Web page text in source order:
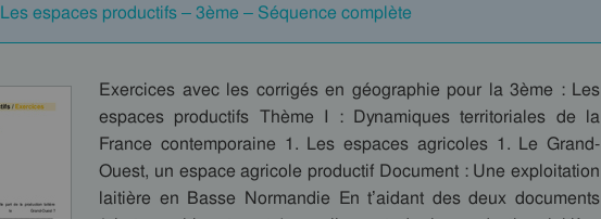
Les espaces productifs – 3ème – Séquence complète
Exercices avec les corrigés en géographie pour la 3ème : Les
espaces productifs Thème I : Dynamiques territoriales de la
France contemporaine 1. Les espaces agricoles 1. Le Grand-
Ouest, un espace agricole productif Document : Une exploitation
laitière en Basse Normandie En t’aidant des deux documents